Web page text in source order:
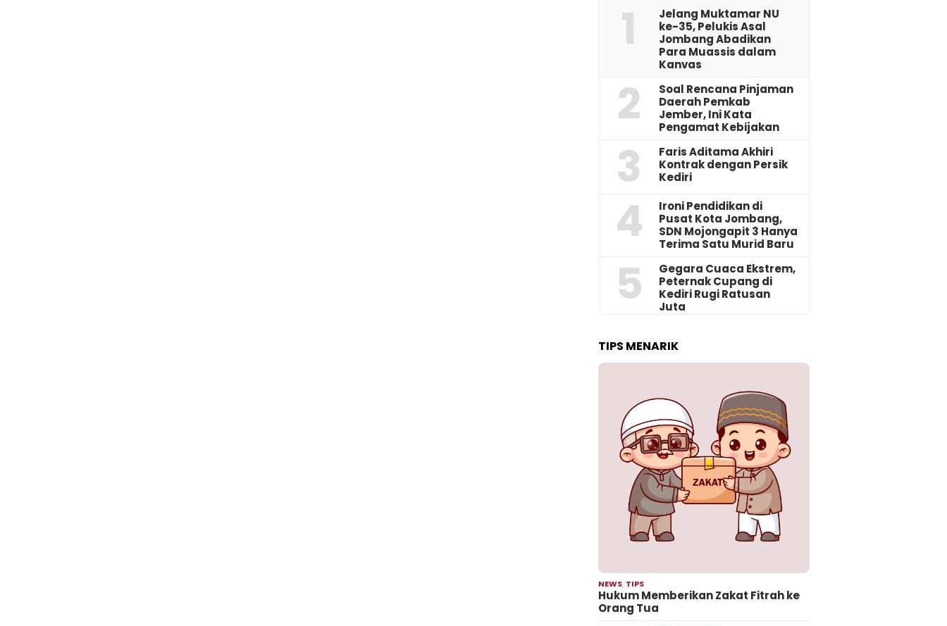
1
Jelang Muktamar NU
ke-35, Pelukis Asal
Jombang Abadikan
Para Muassis dalam
Kanvas
2
‎Soal Rencana Pinjaman
Daerah Pemkab
Jember, Ini Kata
Pengamat Kebijakan ‎
3
Faris Aditama Akhiri
Kontrak dengan Persik
Kediri
4
Ironi Pendidikan di
Pusat Kota Jombang,
SDN Mojongapit 3 Hanya
Terima Satu Murid Baru
5
‎Gegara Cuaca Ekstrem,
Peternak Cupang di
Kediri Rugi Ratusan
Juta
TIPS MENARIK
NEWS, TIPS
Hukum Memberikan Zakat Fitrah ke
Orang Tua